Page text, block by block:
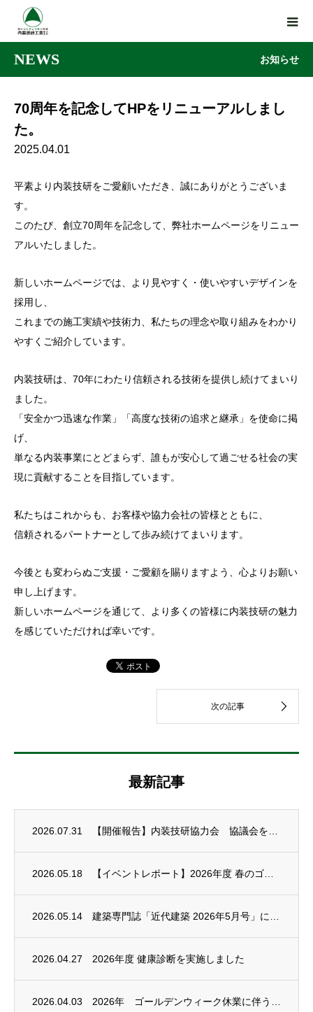
NEWS お知らせ
70周年を記念してHPをリニューアルしまし
た。
2025.04.01
平素より内装技研をご愛顧いただき、誠にありがとうございま
す。
このたび、創立70周年を記念して、弊社ホームページをリニュー
アルいたしました。
新しいホームページでは、より見やすく・使いやすいデザインを
採用し、
これまでの施工実績や技術力、私たちの理念や取り組みをわかり
やすくご紹介しています。
内装技研は、70年にわたり信頼される技術を提供し続けてまいり
ました。
「安全かつ迅速な作業」「高度な技術の追求と継承」を使命に掲
げ、
単なる内装事業にとどまらず、誰もが安心して過ごせる社会の実
現に貢献することを目指しています。
私たちはこれからも、お客様や協力会社の皆様とともに、
信頼されるパートナーとして歩み続けてまいります。
今後とも変わらぬご支援・ご愛顧を賜りますよう、心よりお願い
申し上げます。
新しいホームページを通じて、より多くの皆様に内装技研の魅力
を感じていただければ幸いです。
最新記事
2026.07.31
2026.05.18
2026.05.14
2026.04.27 2026年度 健康診断を実施しました
2026.04.03